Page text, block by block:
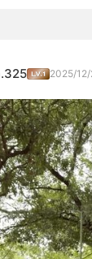
2025/